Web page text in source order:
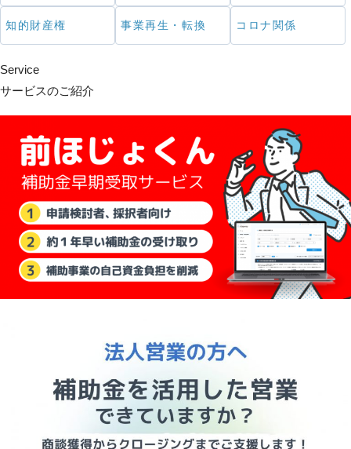
知的財産権 事業再生・転換 コロナ関係
Service
サービスのご紹介